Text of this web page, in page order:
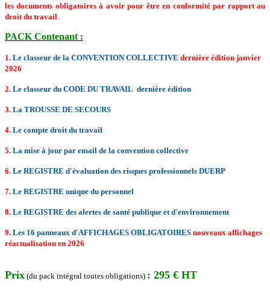
les documents obligatoires à avoir pour être en conformité par rapport au
droit du travail
PACK Contenant :
1. Le classeur de la CONVENTION COLLECTIVE dernière édition janvier
2026
2. Le classeur du CODE DU TRAVAIL dernière édition
3. La TROUSSE DE SECOURS
4. Le compte droit du travail
5. La mise à jour par email de la convention collective
6. Le REGISTRE d'évaluation des risques professionnels DUERP
7. Le REGISTRE unique du personnel
8. Le REGISTRE des alertes de santé publique et d'environnement
9. Les 16 panneaux d'AFFICHAGES OBLIGATOIRES nouveaux affichages
réactualisation en 2026
Prix (du pack intégral toutes obligations) : 295 € HT